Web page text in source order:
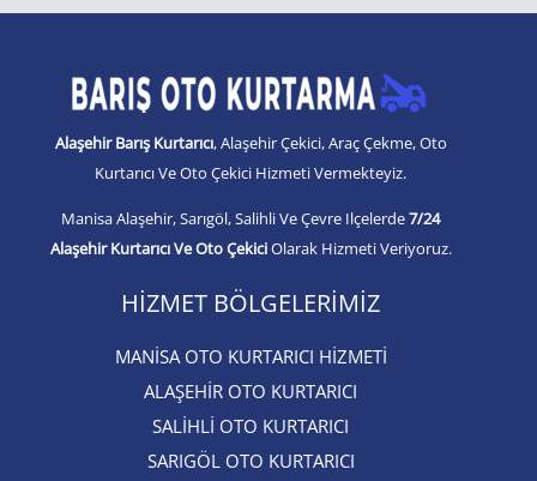
Alaşehir Barış Kurtarıcı, Alaşehir Çekici, Araç Çekme, Oto
Kurtarıcı Ve Oto Çekici Hizmeti Vermekteyiz.
Manisa Alaşehir, Sarıgöl, Salihli Ve Çevre Ilçelerde7/24
Alaşehir Kurtarıcı Ve Oto ÇekiciOlarak Hizmeti Veriyoruz.
HIZMET BÖLGELERIMIZ
MANİSA OTO KURTARICI HİZMETİ
ALAŞEHİR OTO KURTARICI​
SALİHLİ OTO KURTARICI​
SARIGÖL OTO KURTARICI​